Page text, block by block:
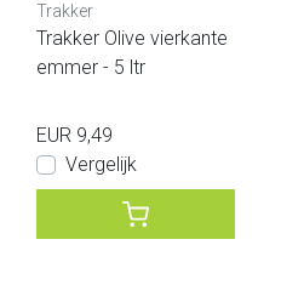
Trakker
Trakker Olive vierkante
emmer - 5 ltr
EUR 9,49
Vergelijk